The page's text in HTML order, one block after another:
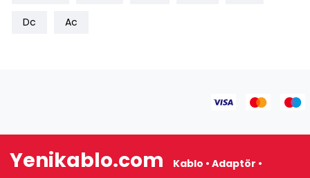
Dc Ac
Yenikablo.com
Kablo • Adaptör •